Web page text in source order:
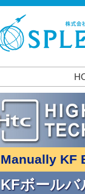
Manually KF
KFボールバ